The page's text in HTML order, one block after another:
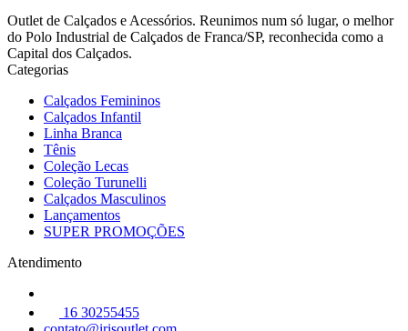
Outlet de Calçados e Acessórios. Reunimos num só lugar, o melhor
do Polo Industrial de Calçados de Franca/SP, reconhecida como a
Capital dos Calçados.
Categorias
Calçados Femininos
Calçados Infantil
Linha Branca
Tênis
Coleção Lecas
Coleção Turunelli
Calçados Masculinos
Lançamentos
SUPER PROMOÇÕES
Atendimento
16 30255455